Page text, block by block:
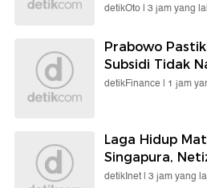
detikOto | 3 jam yang
Prabowo
Subsidi Tidak
detikFinance | 1 jam
Laga Hidup
Singapura,
detikInet | 3 jam yang